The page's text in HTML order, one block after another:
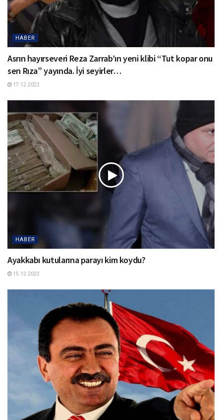
HABER
Asrın hayırseveri Reza Zarrab’ın yeni klibi “Tut kopar onu
sen Rıza” yayında. İyi seyirler…
17.12.2022
HABER
Ayakkabı kutularına parayı kim koydu?
15.12.2022